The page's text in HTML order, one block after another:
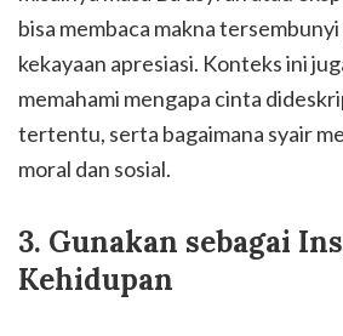
bisa membaca makna
kekayaan apresiasi. Konteks ini
memahami mengapa cinta
tertentu, serta bagaimana syair
moral dan sosial.
3. Gunakan sebagai
Kehidupan